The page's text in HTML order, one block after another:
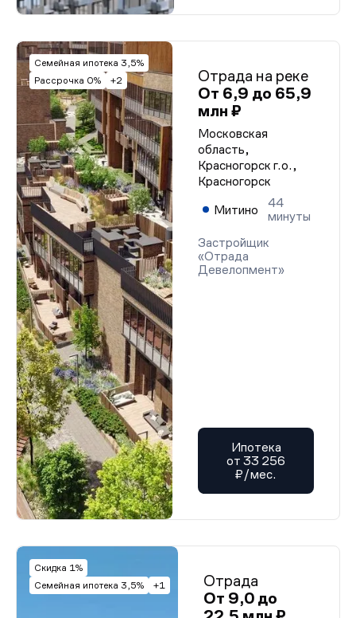
Семейная ипотека 3,5%
Рассрочка 0%
+2
Отрада на реке
От 6,9 до 65,9
млн ₽
Московская
область,
Красногорск г.о.,
Красногорск
Митино
44
минуты
Застройщик
«Отрада
Девелопмент»
Ипотека
от 33 256
₽/мес.
Скидка 1%
Семейная ипотека 3,5%
+1
Отрада
От 9,0 до